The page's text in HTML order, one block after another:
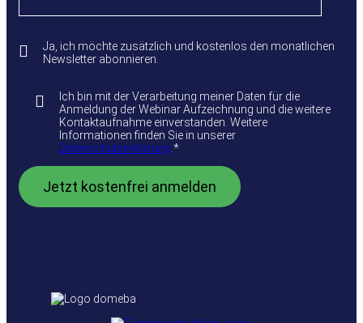
Ja, ich möchte zusätzlich und kostenlos den monatlichen
Newsletter abonnieren.
Ich bin mit der Verarbeitung meiner Daten für die
Anmeldung der Webinar Aufzeichnung und die weitere
Kontaktaufnahme einverstanden. Weitere
Informationen finden Sie in unserer
Datenschutzerklärung *